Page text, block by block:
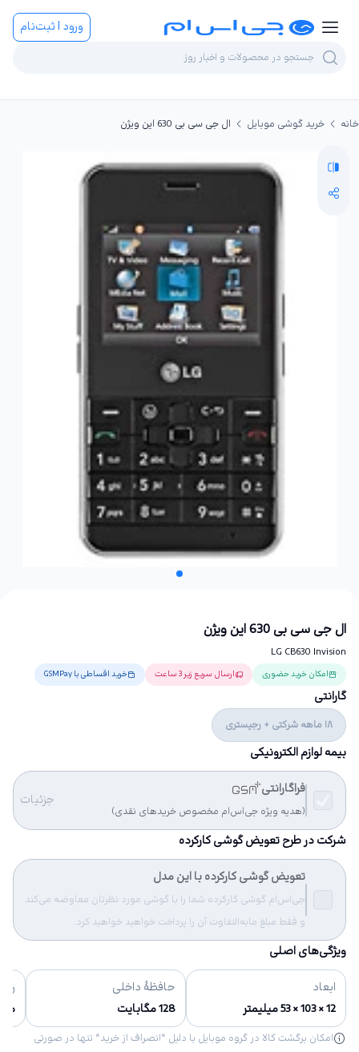
ورود | ثبت‌نام
خانه خرید گوشی موبایل ال جی سی بی 630 این ویژن
ال جی سی بی 630 این ویژن
LG CB630 Invision
امکان خرید حضوری ارسال سریع زیر 3 ساعت خرید اقساطی با GSMPay
گارانتی
18 ماهه شرکتی + رجیستری
بیمه لوازم الکترونیکی
فراگارانتی
(هدیه ویژه جی‌اس‌ام مخصوص خریدهای نقدی)
جزئیات
شرکت در طرح تعویض گوشی کارکرده
تعویض گوشی کارکرده با این مدل
جی‌اس‌ام گوشی کارکرده شما را با گوشی مورد نظرتان معاوضه می‌کند
و فقط مبلغ مابه‌التفاوت آن را پرداخت خواهید خواهید کرد.
ویژگی‌های اصلی
ابعاد
12 × 103 × 53 میلیمتر
حافظهٔ داخلی
128 مگابایت
امکان برگشت کالا در گروه موبایل با دلیل “انصراف از خرید“ تنها در صورتی